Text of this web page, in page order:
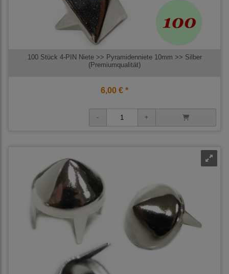
100 Stück 4-PIN Niete >> Pyramidenniete 10mm >> Silber
(Premiumqualität)
6,00 € *